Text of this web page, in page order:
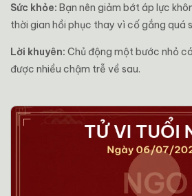
Sức khỏe: Bạn nên giảm bớt áp lực
thời gian hồi phục thay vì cố gắng quá
Lời khuyên: Chủ động một bước nhỏ
được nhiều chậm trễ về sau.